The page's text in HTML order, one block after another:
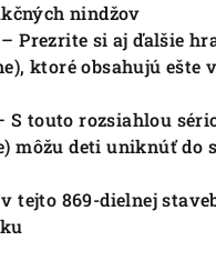
nindžov
Prezrite si aj ďalšie
ktoré obsahujú ešte
S touto rozsiahlou
môžu deti uniknúť
tejto 869-dielnej